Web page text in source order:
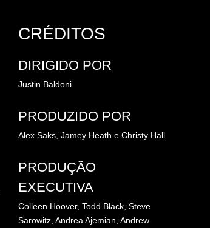
CRÉDITOS
DIRIGIDO POR
Justin Baldoni
PRODUZIDO POR
Alex Saks, Jamey Heath e Christy Hall
PRODUÇÃO
EXECUTIVA
Colleen Hoover, Todd Black, Steve
Sarowitz, Andrea Ajemian, Andrew